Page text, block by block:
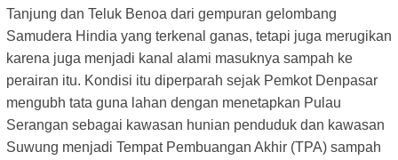
Tanjung dan Teluk Benoa dari gempuran gelombang
Samudera Hindia yang terkenal ganas, tetapi juga merugikan
karena juga menjadi kanal alami masuknya sampah ke
perairan itu. Kondisi itu diperparah sejak Pemkot Denpasar
mengubh tata guna lahan dengan menetapkan Pulau
Serangan sebagai kawasan hunian penduduk dan kawasan
Suwung menjadi Tempat Pembuangan Akhir (TPA) sampah